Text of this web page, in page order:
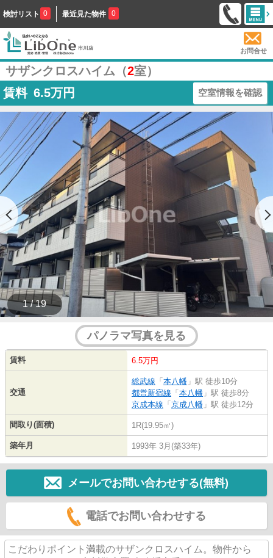
検討リスト 0 最近見た物件 0
お問合せ
サザンクロスハイム（2室）
賃料 6.5万円 空室情報を確認
1 / 19
パノラマ写真を見る
賃料 6.5万円
交通
総武線 「 本八幡 」駅 徒歩10分
都営新宿線 「 本八幡 」駅 徒歩8分
京成本線 「 京成八幡 」駅 徒歩12分
間取り(面積) 1R(19.95㎡)
築年月 1993年 3月(築33年)
メールでお問い合わせする(無料)
電話でお問い合わせする
こだわりポイント満載のサザンクロスハイム。物件から